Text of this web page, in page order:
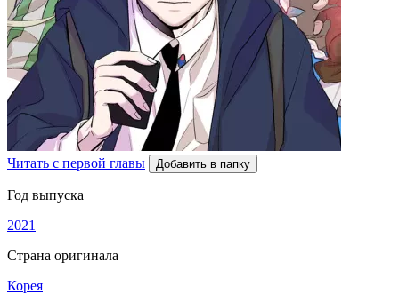
Читать с первой главы Добавить в папку
Год выпуска
2021
Страна оригинала
Корея